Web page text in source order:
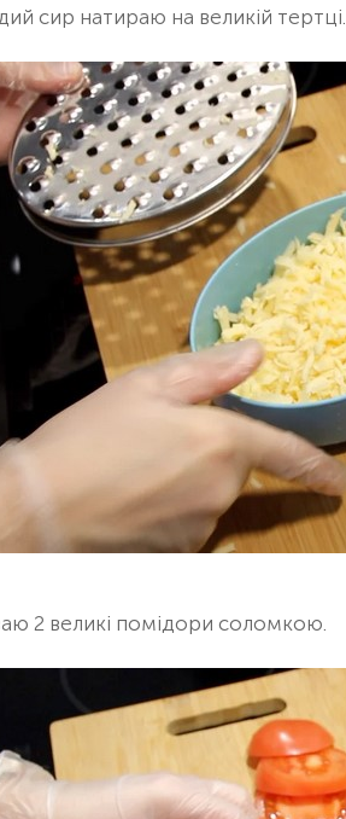
сир натираю на великій тертці.
2 великі помідори соломкою.